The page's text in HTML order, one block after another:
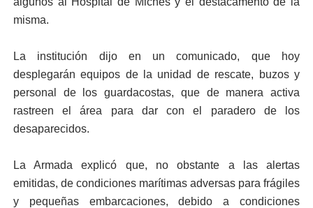
misma.
La institución dijo en un comunicado, que hoy
desplegarán equipos de la unidad de rescate, buzos y
personal de los guardacostas, que de manera activa
rastreen el área para dar con el paradero de los
desaparecidos.
La Armada explicó que, no obstante a las alertas
emitidas, de condiciones marítimas adversas para frágiles
y pequeñas embarcaciones, debido a condiciones